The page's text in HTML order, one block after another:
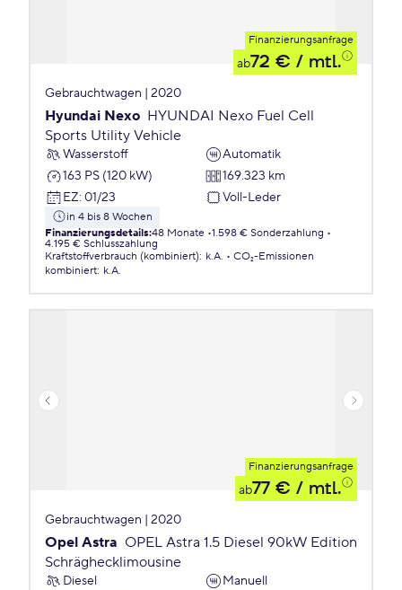
Finanzierungsanfrage
ab72 € / mtl.
Gebrauchtwagen | 2020
Hyundai Nexo HYUNDAI Nexo Fuel Cell
Sports Utility Vehicle
Wasserstoff
Automatik
163 PS (120 kW)
169.323 km
EZ: 01/23 Voll-Leder
in 4 bis 8 Wochen
Finanzierungsdetails:48 Monate 1.598 € Sonderzahlung
4.195 € Schlusszahlung
Kraftstoffverbrauch (kombiniert): k.A.
CO₂-Emissionen
kombiniert: k.A.
Finanzierungsanfrage
ab77 € / mtl.
Gebrauchtwagen | 2020
Opel Astra OPEL Astra 1.5 Diesel 90kW Edition
Schräghecklimousine
Diesel
Manuell